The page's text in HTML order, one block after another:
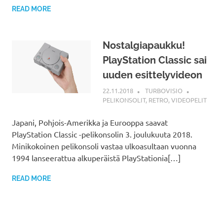
READ MORE
Nostalgiapaukku!
PlayStation Classic sai
uuden esittelyvideon
22.11.2018
TURBOVISIO
PELIKONSOLIT, RETRO,VIDEOPELIT
Japani, Pohjois-Amerikka ja Eurooppa saavat
PlayStation Classic -pelikonsolin 3. joulukuuta 2018.
Minikokoinen pelikonsoli vastaa ulkoasultaan vuonna
1994 lanseerattua alkuperäistä PlayStationia[…]
READ MORE